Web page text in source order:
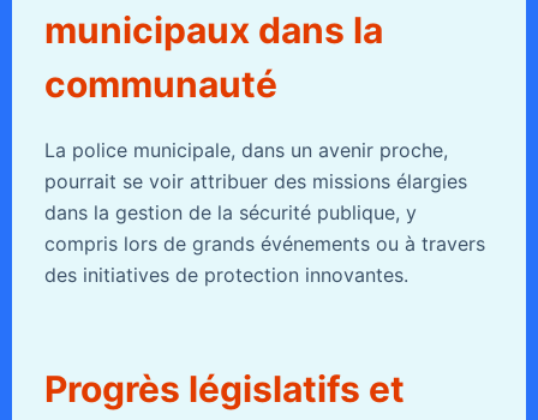
municipaux dans la
communauté
La police municipale, dans un avenir proche,
pourrait se voir attribuer des missions élargies
dans la gestion de la sécurité publique, y
compris lors de grands événements ou à travers
des initiatives de protection innovantes.
Progrès législatifs et